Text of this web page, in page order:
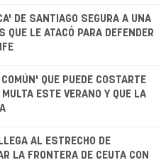
DE SANTIAGO SEGURA A UNA
QUE LE ATACÓ PARA DEFENDER
QUE PUEDE COSTARTE
ESTE VERANO Y QUE LA
AL ESTRECHO DE
LA FRONTERA DE CEUTA CON